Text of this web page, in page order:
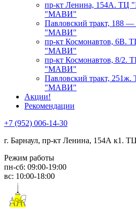
пр-кт Ленина, 154А. ТЦ
"МАВИ"
​Павловский тракт, 188
"МАВИ"
пр-кт Космонавтов, 6В.
"МАВИ"
пр-кт Космонавтов, 8/2.
"МАВИ"
Павловский тракт,
"МАВИ"
Акции!
Рекомендации
+7 (952) 006-14-30
г. Барнаул, пр-кт Ленина, 154А к1.
Режим работы
пн-сб: 09:00-19:00
вс: 10:00-18:00